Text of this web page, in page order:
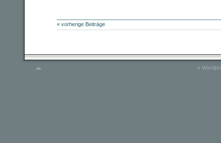
« vorherige Beiträge
»